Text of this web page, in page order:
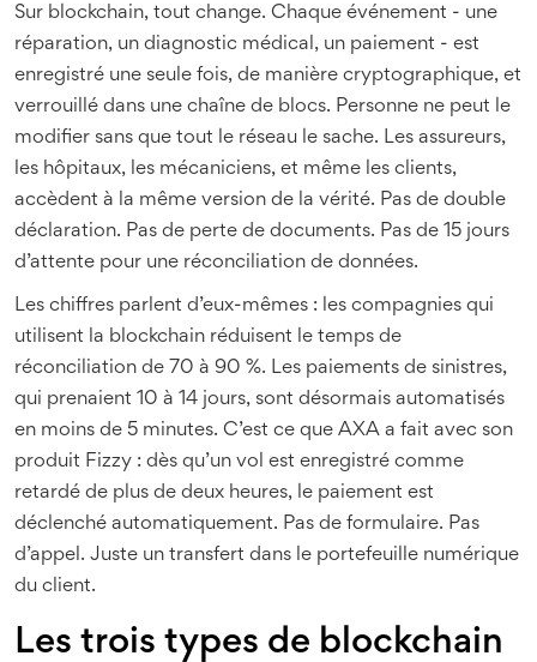
Sur blockchain, tout change. Chaque événement - une
réparation, un diagnostic médical, un paiement - est
enregistré une seule fois, de manière cryptographique, et
verrouillé dans une chaîne de blocs. Personne ne peut le
modifier sans que tout le réseau le sache. Les assureurs,
les hôpitaux, les mécaniciens, et même les clients,
accèdent à la même version de la vérité. Pas de double
déclaration. Pas de perte de documents. Pas de 15 jours
d’attente pour une réconciliation de données.
Les chiffres parlent d’eux-mêmes : les compagnies qui
utilisent la blockchain réduisent le temps de
réconciliation de 70 à 90 %. Les paiements de sinistres,
qui prenaient 10 à 14 jours, sont désormais automatisés
en moins de 5 minutes. C’est ce que AXA a fait avec son
produit Fizzy : dès qu’un vol est enregistré comme
retardé de plus de deux heures, le paiement est
déclenché automatiquement. Pas de formulaire. Pas
d’appel. Juste un transfert dans le portefeuille numérique
du client.
Les trois types de blockchain